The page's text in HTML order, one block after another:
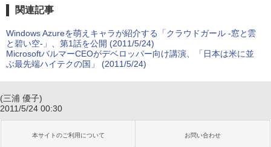
関連記事
Windows Azureを萌えキャラが紹介する「クラウドガール -窓と雲
と碧い空-」、第1話を公開 (2011/5/24)
MicrosoftバルマーCEOがデベロッパー向け講演、「日本は米に並
ぶ最先端ハイテクの国」 (2011/5/24)
(三浦 優子)
2011/5/24 00:30
本サイトのご利用について お問い合わせ